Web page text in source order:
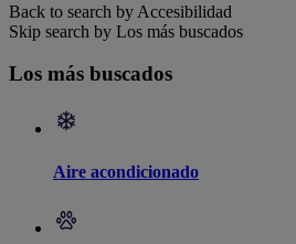
Back to search by Accesibilidad
Skip search by Los más buscados
Los más buscados
Aire acondicionado